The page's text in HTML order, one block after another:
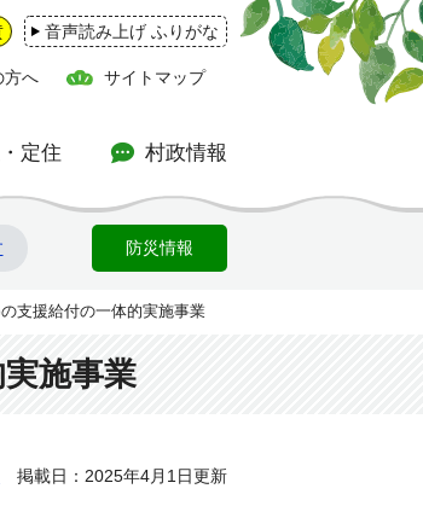
音声読み上げ ふりがな
方へ サイトマップ
定住 村政情報
防災情報
支援給付の一体的実施事業
施事業
掲載日：2025年4月1日更新